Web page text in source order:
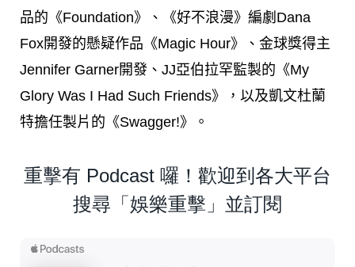
品的《Foundation》、《好不浪漫》編劇Dana
Fox開發的懸疑作品《Magic Hour》、金球獎得主
Jennifer Garner開發、JJ亞伯拉罕監製的《My
Glory Was I Had Such Friends》，以及凱文杜蘭
特擔任製片的《Swagger!》。
重擊有 Podcast 囉！歡迎到各大平台
搜尋「娛樂重擊」並訂閱